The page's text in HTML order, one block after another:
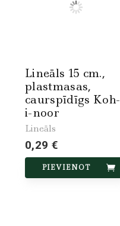
Lineāls 15 cm.,
plastmasas,
caurspīdīgs Koh-
i-noor
Lineāls
0,29 €
PIEVIENOT